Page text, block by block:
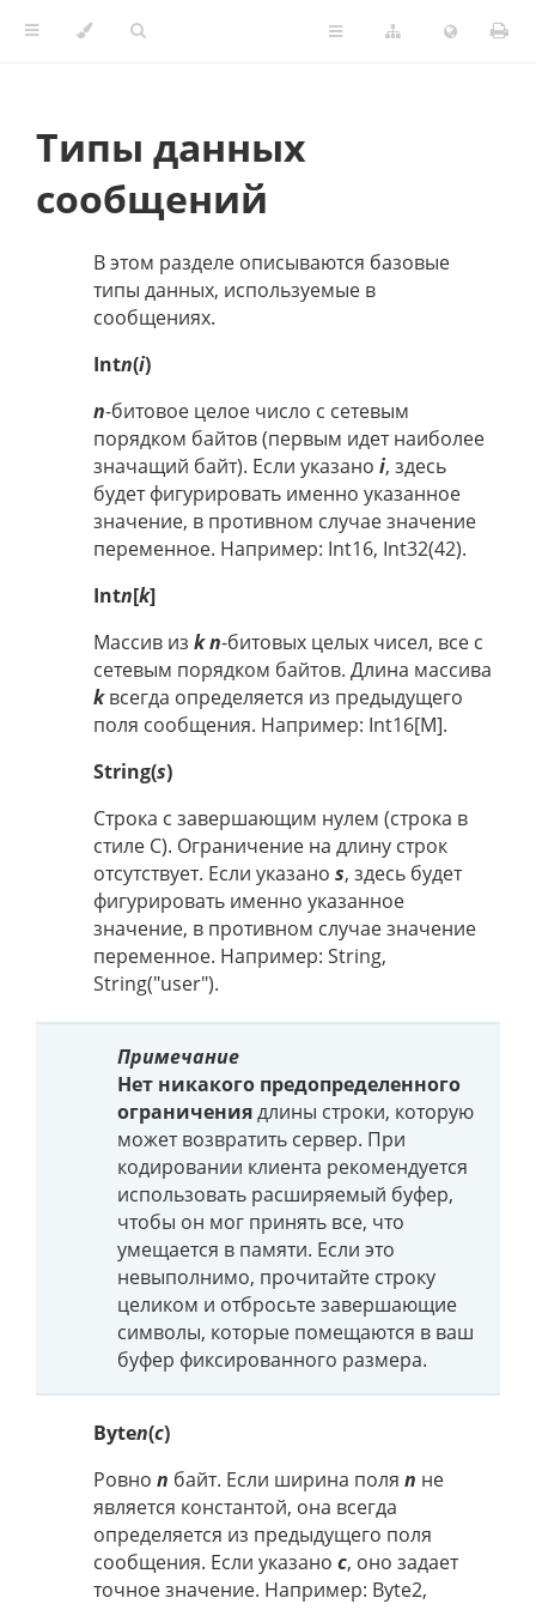
Типы данных
сообщений
В этом разделе описываются базовые
типы данных, используемые в
сообщениях.
Intn(i)
n-битовое целое число с сетевым
порядком байтов (первым идет наиболее
значащий байт). Если указано i, здесь
будет фигурировать именно указанное
значение, в противном случае значение
переменное. Например: Int16, Int32(42).
Intn[k]
Массив из k n-битовых целых чисел, все с
сетевым порядком байтов. Длина массива
kвсегда определяется из предыдущего
поля сообщения. Например: Int16[M].
String(s)
Строка с завершающим нулем (строка в
стиле C). Ограничение на длину строк
отсутствует. Если указано s, здесь будет
фигурировать именно указанное
значение, в противном случае значение
переменное. Например: String,
String("user").
Примечание
Нет никакого предопределенного
ограничениядлины строки, которую
может возвратить сервер. При
кодировании клиента рекомендуется
использовать расширяемый буфер,
чтобы он мог принять все, что
умещается в памяти. Если это
невыполнимо, прочитайте строку
целиком и отбросьте завершающие
символы, которые помещаются в ваш
буфер фиксированного размера.
Byten(c)
Ровно n байт. Если ширина поля n не
является константой, она всегда
определяется из предыдущего поля
сообщения. Если указано c, оно задает
точное значение. Например: Byte2,